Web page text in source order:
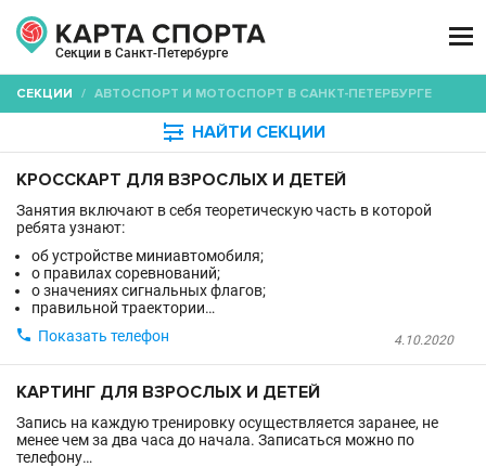
Секции в Санкт-Петербурге

СЕКЦИИ / АВТОСПОРТ И МОТОСПОРТ В САНКТ-ПЕТЕРБУРГЕ
 НАЙТИ СЕКЦИИ
КРОССКАРТ ДЛЯ ВЗРОСЛЫХ И ДЕТЕЙ
Занятия включают в себя теоретическую часть в которой
ребята узнают:
об устройстве миниавтомобиля;
о правилах соревнований;
о значениях сигнальных флагов;
правильной траектории…
4.10.2020
 Показать телефон
КАРТИНГ ДЛЯ ВЗРОСЛЫХ И ДЕТЕЙ
Запись на каждую тренировку осуществляется заранее, не
менее чем за два часа до начала. Записаться можно по
телефону…